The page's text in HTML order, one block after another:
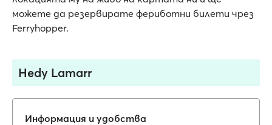
можете да резервирате фериботни билети чрез
Ferryhopper.
Hedy Lamarr
Информация и удобства